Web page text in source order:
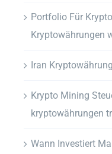
Portfolio Für
Kryptowährungen
Iran
Krypto Mining
kryptowährungen
Wann Investiert